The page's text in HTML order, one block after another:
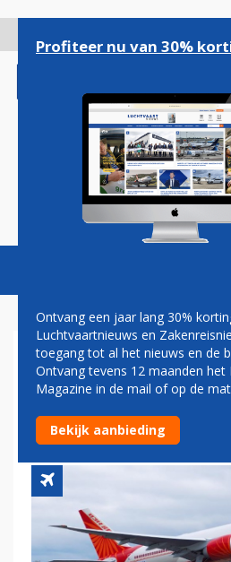
gaan
Magazine Podcasts
AIR INDIA ZET
BOEING 777 IN
CANADA, VLUCHT
Profiteer nu van 30%
Ontvang een jaar lang 30%
Luchtvaartnieuws en
toegang tot al het nieuws en de
Ontvang tevens 12 maanden het
Magazine in de mail of op de
Bekijk aanbieding